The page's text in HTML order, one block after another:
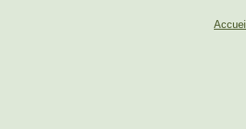
Accueil